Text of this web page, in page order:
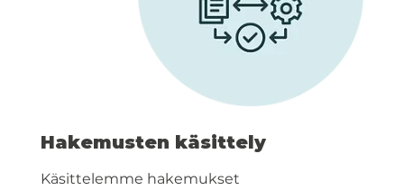
Hakemusten käsittely
Käsittelemme hakemukset